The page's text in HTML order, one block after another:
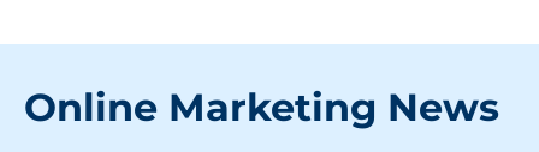
Online Marketing News